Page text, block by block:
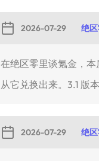
2026-07-29 绝
在绝区零里谈氪金，
从它兑换出来。3.1 版
2026-07-29 绝